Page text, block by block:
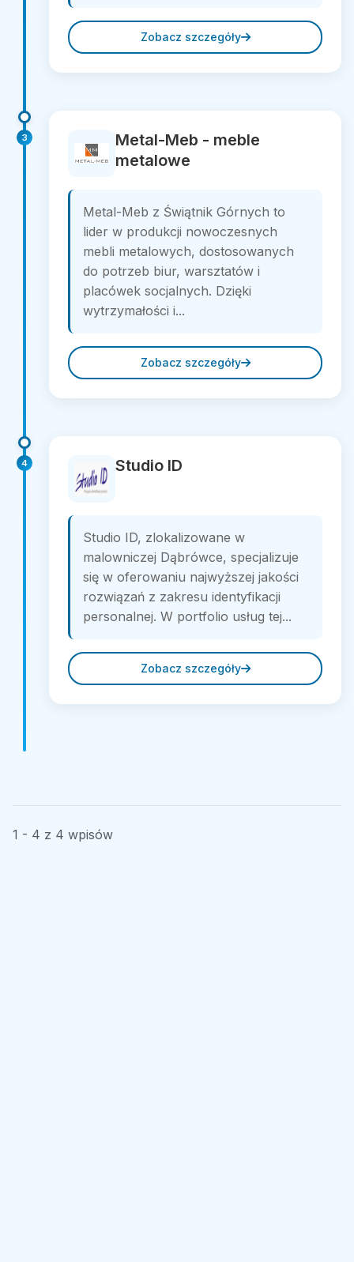
Zobacz szczegóły
3
Metal-Meb - meble
metalowe
Metal-Meb z Świątnik Górnych to
lider w produkcji nowoczesnych
mebli metalowych, dostosowanych
do potrzeb biur, warsztatów i
placówek socjalnych. Dzięki
wytrzymałości i...
Zobacz szczegóły
4 Studio ID
Studio ID, zlokalizowane w
malowniczej Dąbrówce, specjalizuje
się w oferowaniu najwyższej jakości
rozwiązań z zakresu identyfikacji
personalnej. W portfolio usług tej...
Zobacz szczegóły
1 - 4 z 4 wpisów